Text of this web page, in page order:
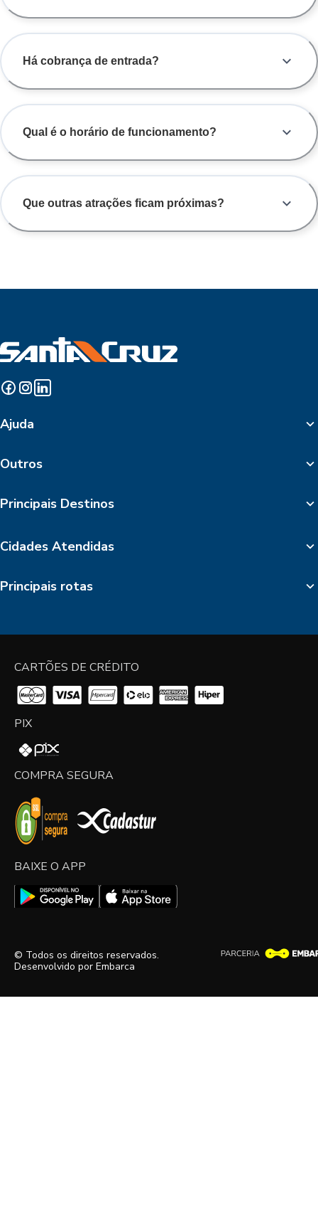
Há cobrança de entrada?
Qual é o horário de funcionamento?
Que outras atrações ficam próximas?
Ajuda
Outros
Principais Destinos
Cidades Atendidas
Principais rotas
CARTÕES DE CRÉDITO
PIX
COMPRA SEGURA
BAIXE O APP
© Todos os direitos reservados.
Desenvolvido por Embarca